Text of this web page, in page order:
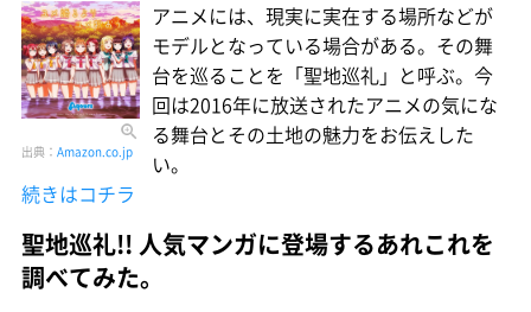
出典： Amazon.co.jp
アニメには、現実に実在する場所などが
モデルとなっている場合がある。その舞
台を巡ることを「聖地巡礼」と呼ぶ。今
回は2016年に放送されたアニメの気にな
る舞台とその土地の魅力をお伝えした
い。
続きはコチラ
聖地巡礼!! 人気マンガに登場するあれこれを
調べてみた。